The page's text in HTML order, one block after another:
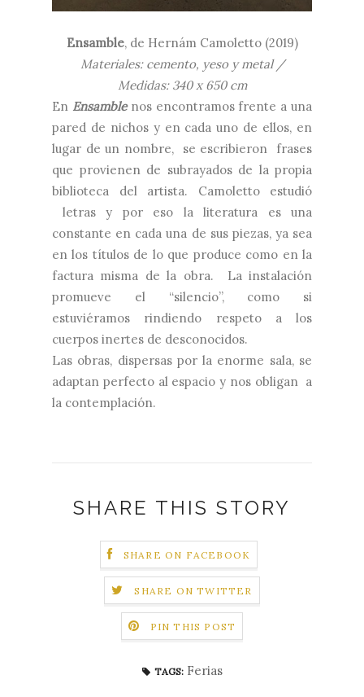
Ensamble, de Hernám Camoletto (2019)
Materiales: cemento, yeso y metal /
Medidas: 340 x 650 cm
En Ensamblenos encontramos frente a una
pared de nichos y en cada uno de ellos, en
lugar de un nombre, se escribieron frases
que provienen de subrayados de la propia
biblioteca del artista. Camoletto estudió
letras y por eso la literatura es una
constante en cada una de sus piezas, ya sea
en los títulos de lo que produce como en la
factura misma de la obra. La instalación
promueve el “silencio”, como si
estuviéramos rindiendo respeto a los
cuerpos inertes de desconocidos.
Las obras, dispersas por la enorme sala, se
adaptan perfecto al espacio y nos obligan a
la contemplación.
SHARE THIS STORY
SHARE ON FACEBOOK
SHARE ON TWITTER
PIN THIS POST
TAGS: Ferias